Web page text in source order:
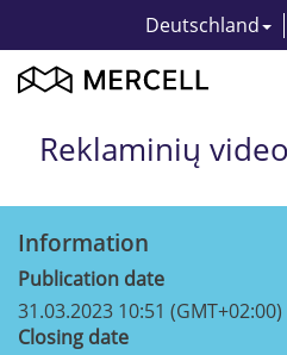
Deutschland
Reklaminių
Information
Publication date
31.03.2023 10:51 (GMT+02:00)
Closing date